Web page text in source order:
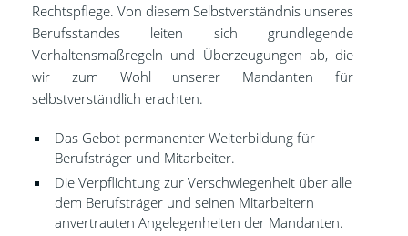
Rechtspflege. Von diesem Selbstverständnis unseres
Berufsstandes leiten sich grundlegende
Verhaltensmaßregeln und Überzeugungen ab, die
wir zum Wohl unserer Mandanten für
selbstverständlich erachten.
Das Gebot permanenter Weiterbildung für
Berufsträger und Mitarbeiter.
Die Verpflichtung zur Verschwiegenheit über alle
dem Berufsträger und seinen Mitarbeitern
anvertrauten Angelegenheiten der Mandanten.